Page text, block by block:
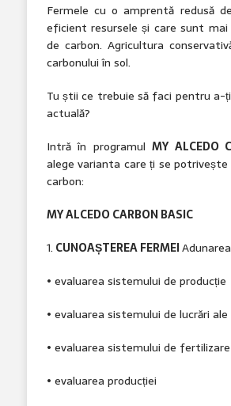
Fermele cu o amprentă redusă
eficient resursele și care sunt
de carbon. Agricultura
carbonului în sol.
Tu știi ce trebuie să faci pentru a-
actuală?
Intră în programulMY ALCEDO
alege varianta care ți se
carbon:
MY ALCEDO CARBON BASIC
1. CUNOAȘTEREA FERMEI
• evaluarea sistemului de producție
• evaluarea sistemului de lucrări ale
• evaluarea sistemului de fertilizare
• evaluarea producției